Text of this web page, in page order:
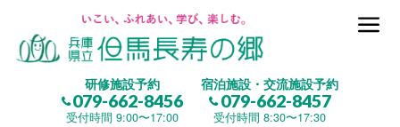
研修施設予約
079-662-8456
受付時間 9:00〜17:00
宿泊施設・交流施設予約
079-662-8457
受付時間 8:30〜17:30
但馬長寿の郷とは
(研修施設)